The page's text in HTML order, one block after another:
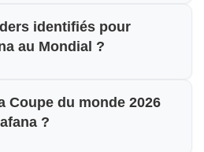
identifiés pour
au Mondial ?
Coupe du monde 2026
?